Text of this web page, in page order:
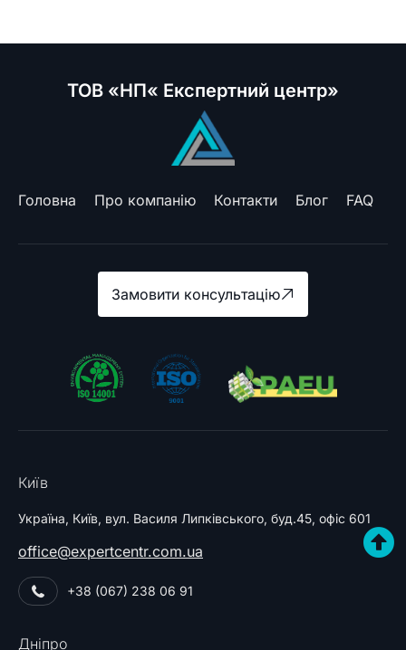
ТОВ «НП« Експертний центр»
Головна Про компанію Контакти Блог FAQ
Замовити консультацію
Київ
Україна, Київ, вул. Василя Липківського, буд.45, офіс 601
office@expertcentr.com.ua
+38 (067) 238 06 91
Дніпро